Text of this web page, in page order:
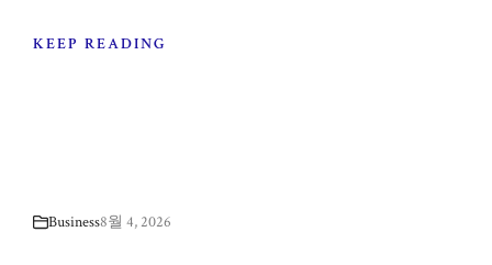
KEEP READING
Business8월 4, 2026